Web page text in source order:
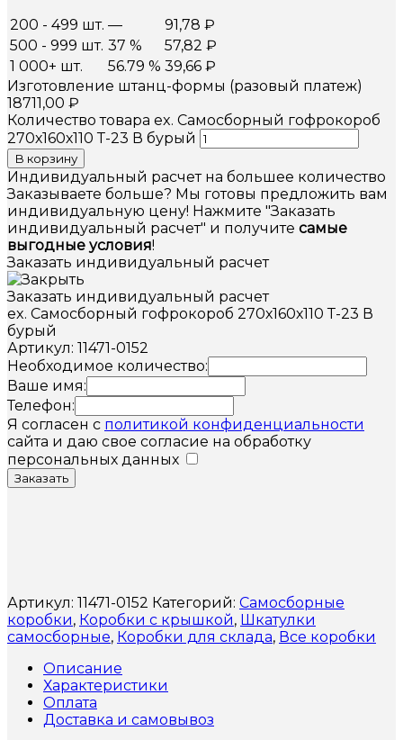
200 - 499 шт. — 91,78 ₽
500 - 999 шт. 37 % 57,82 ₽
1 000+ шт.
56.79 % 39,66 ₽
Изготовление штанц-формы (разовый платеж)
18711,00 ₽
Количество товара ex. Самосборный гофрокороб
270х160х110 Т-23 В бурый
В корзину
Индивидуальный расчет на большее количество
Заказываете больше? Мы готовы предложить вам
индивидуальную цену! Нажмите "Заказать
индивидуальный расчет" и получите самые
выгодные условия!
Заказать индивидуальный расчет
Заказать индивидуальный расчет
ex. Самосборный гофрокороб 270х160х110 Т-23 В
бурый
Артикул: 11471-0152
Необходимое количество:
Ваше имя:
Телефон:
Я согласен с политикой конфиденциальности
сайта и даю свое согласие на обработку
персональных данных
Заказать
Артикул: 11471-0152 Категорий: Самосборные
коробки, Коробки с крышкой, Шкатулки
самосборные, Коробки для склада, Все коробки
Описание
Характеристики
Оплата
Доставка и самовывоз